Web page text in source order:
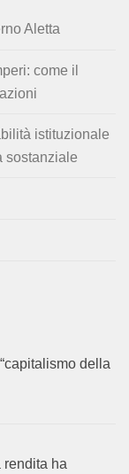
Aletta
come il
istituzionale
sostanziale
della
rendita ha